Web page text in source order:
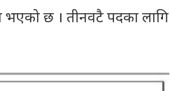
भएको छ । तीनवटै पदका लागि